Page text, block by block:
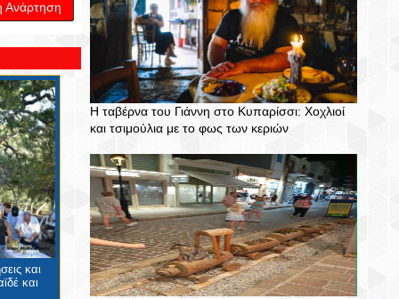
Ανάρτηση
και
και
Η ταβέρνα του Γιάννη στο Κυπαρίσσι: Χοχλιοί
και τσιμούλια με το φως των κεριών